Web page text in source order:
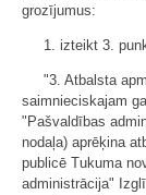
grozījumus:
1. izteikt 3.
"3. Atbalsta
saimnieciskajam
"Pašvaldības
nodaļa) aprēķina
publicē Tukuma
administrācija"